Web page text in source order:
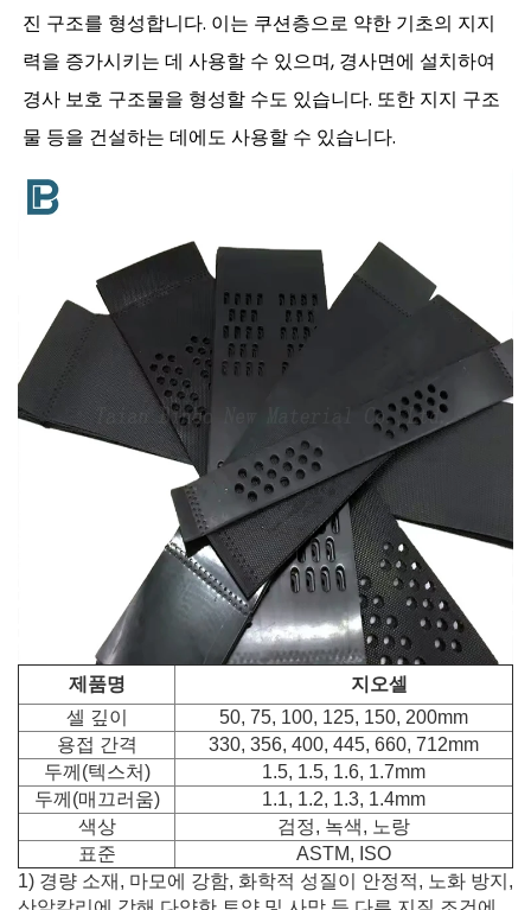
진 구조를 형성합니다. 이는 쿠션층으로 약한 기초의 지지
력을 증가시키는 데 사용할 수 있으며, 경사면에 설치하여
경사 보호 구조물을 형성할 수도 있습니다. 또한 지지 구조
물 등을 건설하는 데에도 사용할 수 있습니다.
제품명
지오셀
셀 깊이
50, 75, 100, 125, 150, 200mm
용접 간격
330, 356, 400, 445, 660, 712mm
두께(텍스처)
1.5, 1.5, 1.6, 1.7mm
두께(매끄러움)
1.1, 1.2, 1.3, 1.4mm
색상
검정, 녹색, 노랑
표준
ASTM, ISO
1) 경량 소재, 마모에 강함, 화학적 성질이 안정적, 노화 방지,